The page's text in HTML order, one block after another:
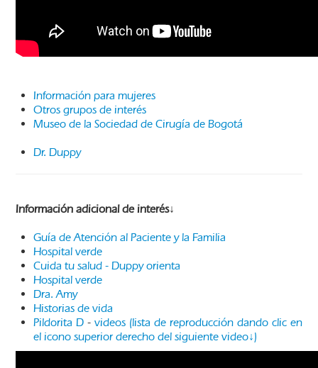
Información para mujeres
Otros grupos de interés
Museo de la Sociedad de Cirugía de Bogotá
Dr. Duppy
Información adicional de interés↓
Guía de Atención al Paciente y la Familia
Hospital verde
Cuida tu salud - Duppy orienta
Hospital verde
Dra. Amy
Historias de vida
Pildorita D -videos (lista de reproducción dando clic en
el icono superior derecho del siguiente video↓)